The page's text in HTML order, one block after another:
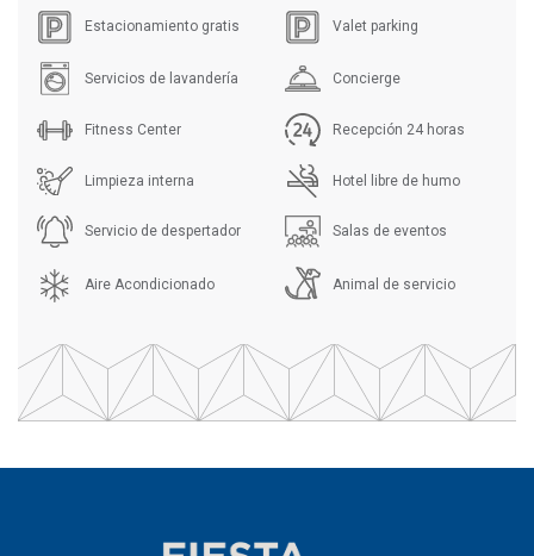
Estacionamiento gratis Valet parking
Servicios de lavandería Concierge
Fitness Center Recepción 24 horas
Limpieza interna Hotel libre de humo
Servicio de despertador Salas de eventos
Aire Acondicionado Animal de servicio